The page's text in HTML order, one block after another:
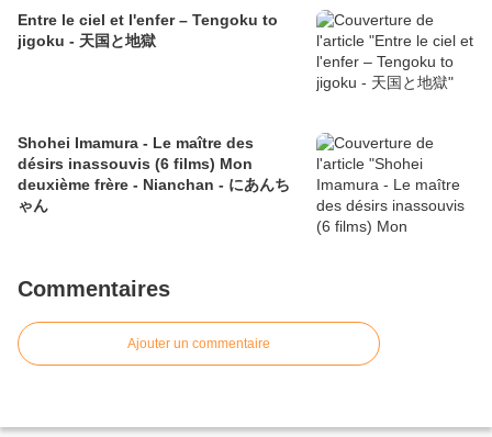
Entre le ciel et l'enfer – Tengoku to
jigoku - 天国と地獄
Shohei Imamura - Le maître des
désirs inassouvis (6 films) Mon
deuxième frère - Nianchan - にあんち
ゃん
Commentaires
Ajouter un commentaire